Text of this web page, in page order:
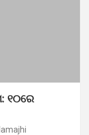
୧୦ରେ